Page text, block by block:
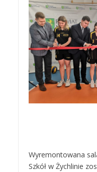
Wyremontowana
Szkół w Żychlinie